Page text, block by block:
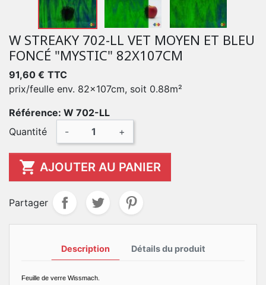
W STREAKY 702-LL VET MOYEN ET BLEU
FONCÉ "MYSTIC" 82X107CM
91,60 € TTC
prix/feulle env. 82x107cm, soit 0.88m²
Référence: W 702-LL
Quantité
- +
 AJOUTER AU PANIER
Partager
Description Détails du produit
Feuille de verre Wissmach.